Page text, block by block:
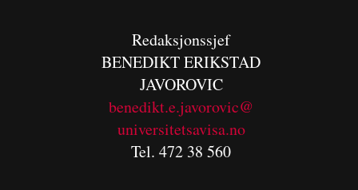
Redaksjonssjef
BENEDIKTERIKSTAD
JAVOROVIC
benedikt.e.javorovic@
universitetsavisa.no
Tel. 472 38 560